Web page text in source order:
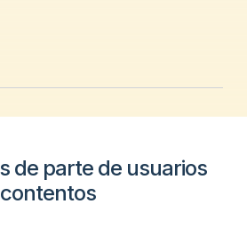
de parte de usuarios
contentos